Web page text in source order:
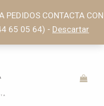
PEDIDOS CONTACTA CON
65 05 64) - Descartar